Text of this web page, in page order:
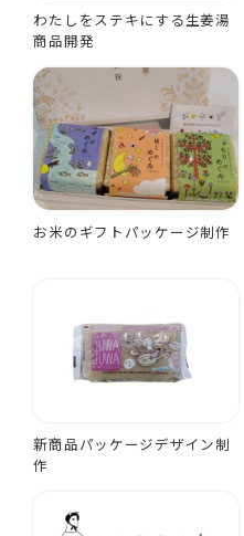
わたしをステキにする生姜湯
商品開発
お米のギフトパッケージ制作
新商品パッケージデザイン制
作